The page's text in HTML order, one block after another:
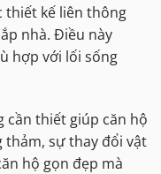
thiết kế liên thông
nhà. Điều này
hợp với lối sống
cần thiết giúp căn hộ
thảm, sự thay đổi vật
hộ gọn đẹp mà